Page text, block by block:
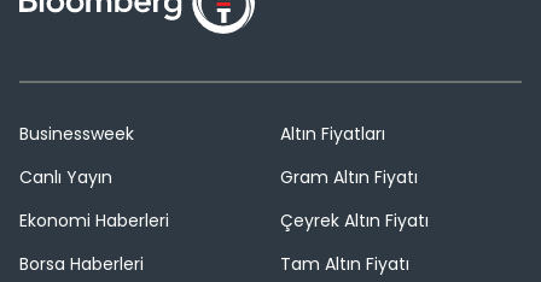
Businessweek
Canlı Yayın
Ekonomi Haberleri
Borsa Haberleri
Altın Fiyatları
Gram Altın Fiyatı
Çeyrek Altın Fiyatı
Tam Altın Fiyatı